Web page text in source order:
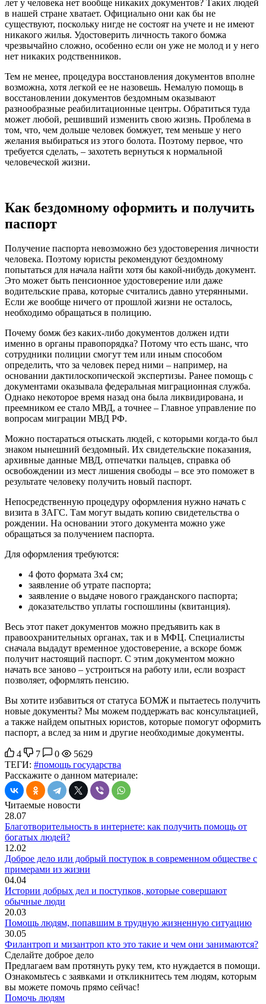
лет у человека нет вообще никаких документов? Таких людей
в нашей стране хватает. Официально они как бы не
существуют, поскольку нигде не состоят на учете и не имеют
никакого жилья. Удостоверить личность такого бомжа
чрезвычайно сложно, особенно если он уже не молод и у него
нет никаких родственников.
Тем не менее, процедура восстановления документов вполне
возможна, хотя легкой ее не назовешь. Немалую помощь в
восстановлении документов бездомным оказывают
разнообразные реабилитационные центры. Обратиться туда
может любой, решивший изменить свою жизнь. Проблема в
том, что, чем дольше человек бомжует, тем меньше у него
желания выбираться из этого болота. Поэтому первое, что
требуется сделать, – захотеть вернуться к нормальной
человеческой жизни.
Как бездомному оформить и получить
паспорт
Получение паспорта невозможно без удостоверения личности
человека. Поэтому юристы рекомендуют бездомному
попытаться для начала найти хотя бы какой-нибудь документ.
Это может быть пенсионное удостоверение или даже
водительские права, которые считались давно утерянными.
Если же вообще ничего от прошлой жизни не осталось,
необходимо обращаться в полицию.
Почему бомж без каких-либо документов должен идти
именно в органы правопорядка? Потому что есть шанс, что
сотрудники полиции смогут тем или иным способом
определить, что за человек перед ними – например, на
основании дактилоскопической экспертизы. Ранее помощь с
документами оказывала федеральная миграционная служба.
Однако некоторое время назад она была ликвидирована, и
преемником ее стало МВД, а точнее – Главное управление по
вопросам миграции МВД РФ.
Можно постараться отыскать людей, с которыми когда-то был
знаком нынешний бездомный. Их свидетельские показания,
архивные данные МВД, отпечатки пальцев, справка об
освобождении из мест лишения свободы – все это поможет в
результате человеку получить новый паспорт.
Непосредственную процедуру оформления нужно начать с
визита в ЗАГС. Там могут выдать копию свидетельства о
рождении. На основании этого документа можно уже
обращаться за получением паспорта.
Для оформления требуются:
4 фото формата 3х4 см;
заявление об утрате паспорта;
заявление о выдаче нового гражданского паспорта;
доказательство уплаты госпошлины (квитанция).
Весь этот пакет документов можно предъявить как в
правоохранительных органах, так и в МФЦ. Специалисты
сначала выдадут временное удостоверение, а вскоре бомж
получит настоящий паспорт. С этим документом можно
начать все заново – устроиться на работу или, если возраст
позволяет, оформлять пенсию.
Вы хотите избавиться от статуса БОМЖ и пытаетесь получить
новые документы? Мы можем поддержать вас консультацией,
а также найдем опытных юристов, которые помогут оформить
паспорт, а вслед за ним и другие необходимые документы.
4 7 0
5629
ТЕГИ: #помощь государства
Расскажите о данном материале:
Читаемые новости
28.07
Благотворительность в интернете: как получить помощь от
богатых людей?
12.02
Доброе дело или добрый поступок в современном обществе с
примерами из жизни
04.04
Истории добрых дел и поступков, которые совершают
обычные люди
20.03
Помощь людям, попавшим в трудную жизненную ситуацию
30.05
Филантроп и мизантроп кто это такие и чем они занимаются?
Сделайте доброе дело
Предлагаем вам протянуть руку тем, кто нуждается в помощи.
Ознакомьтесь с заявками и откликнитесь тем людям, которым
вы можете помочь прямо сейчас!
Помочь людям